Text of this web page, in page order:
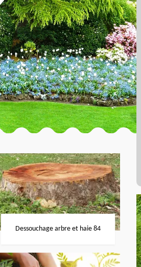
Dessouchage arbre et haie 84